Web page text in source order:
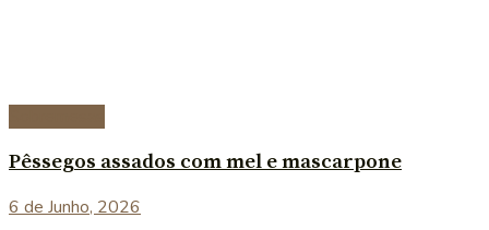
Pêssegos assados com mel e mascarpone
6 de Junho, 2026